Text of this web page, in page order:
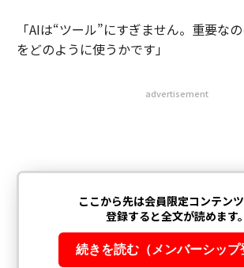
「AIは“ツール”にすぎません。重要な
をどのように使うかです」
advertisement